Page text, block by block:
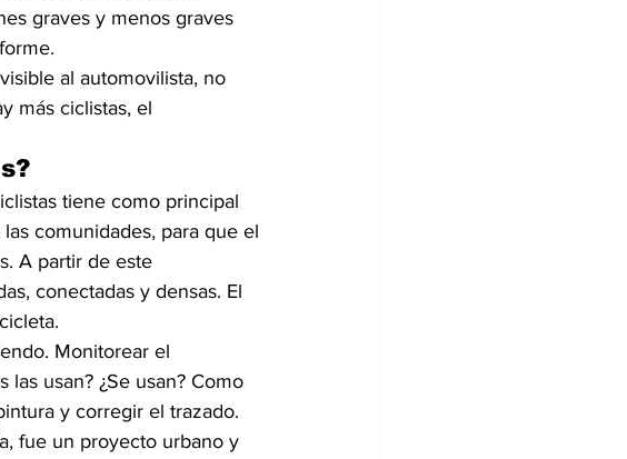
graves y menos graves
al automovilista, no
más ciclistas, el
tiene como principal
comunidades, para que el
A partir de este
conectadas y densas. El
Monitorear el
las usan? ¿Se usan? Como
y corregir el trazado.
fue un proyecto urbano y